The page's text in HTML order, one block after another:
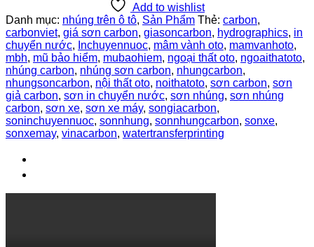
Add to wishlist
Danh mục: nhúng trên ô tô, Sản Phẩm Thẻ: carbon,
carbonviet, giá sơn carbon, giasoncarbon, hydrographics, in
chuyển nước, Inchuyennuoc, mâm vành oto, mamvanhoto,
mbh, mũ bảo hiểm, mubaohiem, ngoại thất oto, ngoaithatoto,
nhúng carbon, nhúng sơn carbon, nhungcarbon,
nhungsoncarbon, nội thất oto, noithatoto, sơn carbon, sơn
giả carbon, sơn in chuyển nước, sơn nhúng, sơn nhúng
carbon, sơn xe, sơn xe máy, songiacarbon,
soninchuyennuoc, sonnhung, sonnhungcarbon, sonxe,
sonxemay, vinacarbon, watertransferprinting